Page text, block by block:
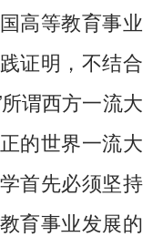
高等教育事业
证明，不结合
所谓西方一流大
的世界一流大
首先必须坚持
育事业发展的